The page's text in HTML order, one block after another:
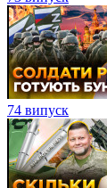
74 випуск